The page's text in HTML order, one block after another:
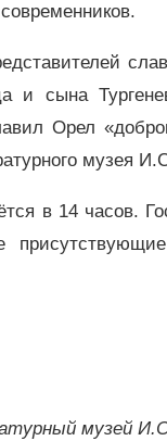
и сына
Орел
музея
в 14 часов.
музей